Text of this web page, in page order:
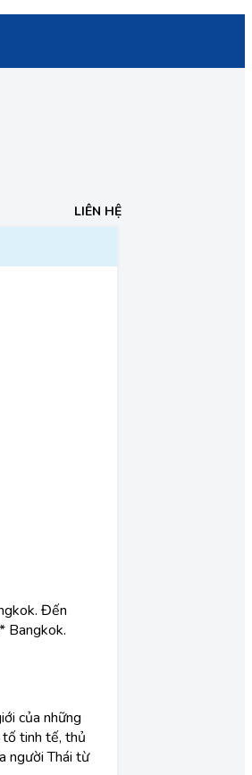
LIÊN HỆ
Đến
Bangkok.
của những
tố tinh tế, thủ
người Thái từ